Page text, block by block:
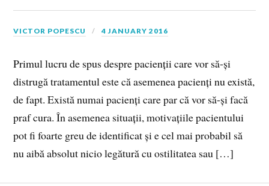
VICTOR POPESCU 4 JANUARY 2016
Primul lucru de spus despre pacienții care vor să‑și
distrugă tratamentul este că asemenea pacienți nu există,
de fapt. Există numai pacienți care par că vor să‑și facă
praf cura. În asemenea situații, motivațiile pacientului
pot fi foarte greu de identificat și e cel mai probabil să
nu aibă absolut nicio legătură cu ostilitatea sau […]